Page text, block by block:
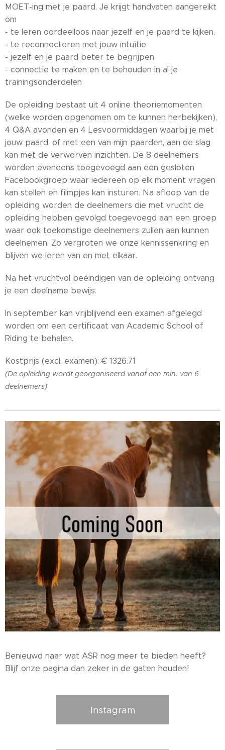
MOET-ing met je paard. Je krijgt handvaten aangereikt
om
- te leren oordeelloos naar jezelf en je paard te kijken,
- te reconnecteren met jouw intuïtie
- jezelf en je paard beter te begrijpen
- connectie te maken en te behouden in al je
trainingsonderdelen
De opleiding bestaat uit 4 online theoriemomenten
(welke worden opgenomen om te kunnen herbekijken),
4 Q&A avonden en 4 Lesvoormiddagen waarbij je met
jouw paard, of met een van mijn paarden, aan de slag
kan met de verworven inzichten. De 8 deelnemers
worden eveneens toegevoegd aan een gesloten
Facebookgroep waar iedereen op elk moment vragen
kan stellen en filmpjes kan insturen. Na afloop van de
opleiding worden de deelnemers die met vrucht de
opleiding hebben gevolgd toegevoegd aan een groep
waar ook toekomstige deelnemers zullen aan kunnen
deelnemen. Zo vergroten we onze kennissenkring en
blijven we leren van en met elkaar.
Na het vruchtvol beëindigen van de opleiding ontvang
je een deelname bewijs.
In september kan vrijblijvend een examen afgelegd
worden om een certificaat van Academic School of
Riding te behalen.
Kostprijs (excl. examen): € 1326.71
(De opleiding wordt georganiseerd vanaf een min. van 6
deelnemers)
Benieuwd naar wat ASR nog meer te bieden heeft?
Blijf onze pagina dan zeker in de gaten houden!
Instagram